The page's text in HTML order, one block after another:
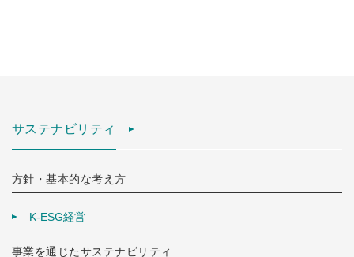
サステナビリティ
方針・基本的な考え方
K-ESG経営
事業を通じたサステナビリティ